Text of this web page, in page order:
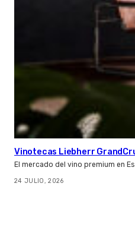
Vinotecas Liebherr
El mercado del vino premium en
24 JULIO, 2026